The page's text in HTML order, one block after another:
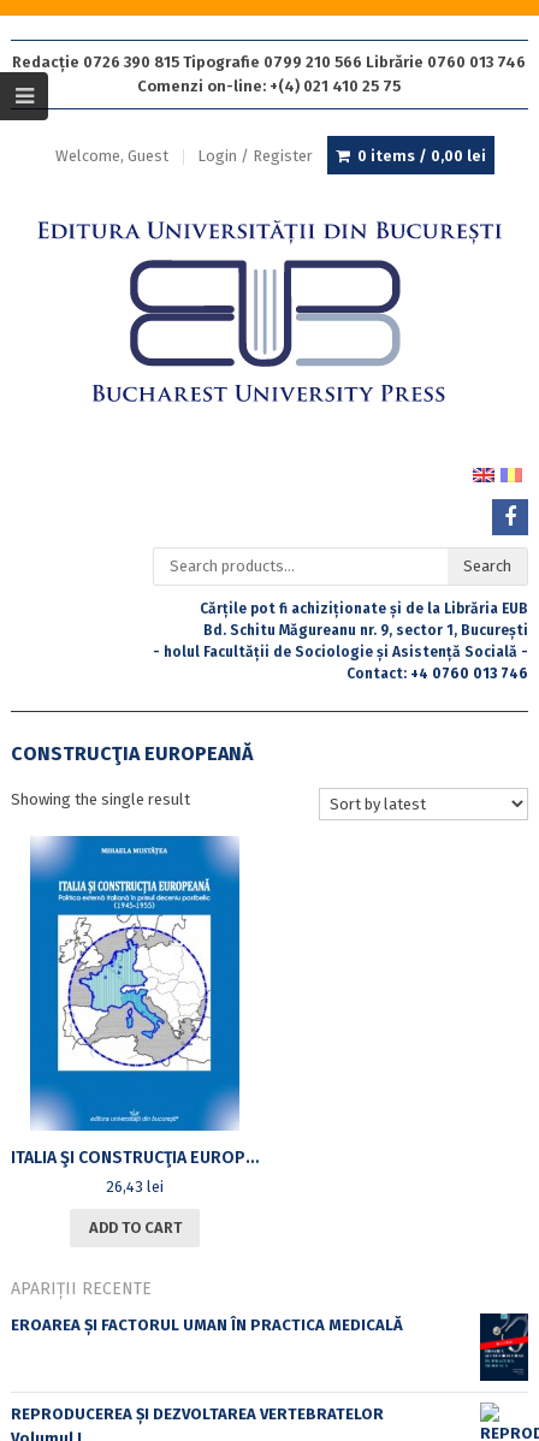
Redacție 0726 390 815 Tipografie 0799 210 566 Librărie 0760 013 746
Comenzi on-line: +(4) 021 410 25 75
Welcome, Guest Login / Register 0 items / 0,00 lei
Search
for:
Search
Cărțile pot fi achiziționate și de la Librăria EUB
Bd. Schitu Măgureanu nr. 9, sector 1, București
- holul Facultății de Sociologie și Asistență Socială -
Contact: +4 0760 013 746
CONSTRUCŢIA EUROPEANĂ
Showing the single result
ITALIA ŞI CONSTRUCŢIA EUROPEANĂ. POLITICA EXTERNĂ ITALIANĂ ÎN PRIMUL DECENIU POSTBELIC (1945-1955)
26,43lei
ADD TO CART
APARIȚII RECENTE
EROAREA ȘI FACTORUL UMAN ÎN PRACTICA MEDICALĂ
REPRODUCEREA ȘI DEZVOLTAREA VERTEBRATELOR